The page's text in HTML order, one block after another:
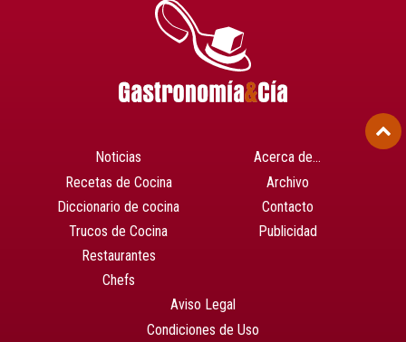
Noticias
Recetas de Cocina
Diccionario de cocina
Trucos de Cocina
Restaurantes
Chefs
Acerca de…
Archivo
Contacto
Publicidad
Aviso Legal
Condiciones de Uso